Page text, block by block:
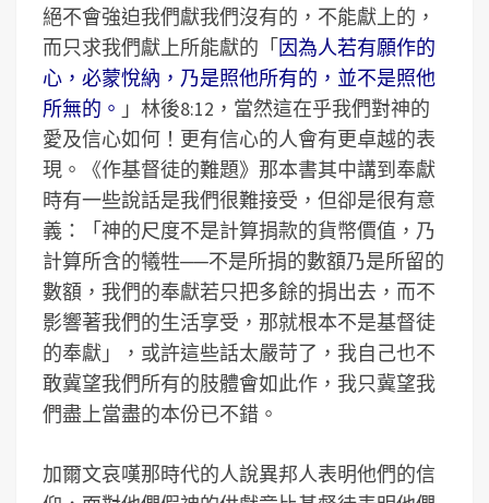
絕不會強迫我們獻我們沒有的，不能獻上的，
而只求我們獻上所能獻的「因為人若有願作的
心，必蒙悅納，乃是照他所有的，並不是照他
所無的。 」林後8:12，當然這在乎我們對神的
愛及信心如何！更有信心的人會有更卓越的表
現。《作基督徒的難題》那本書其中講到奉獻
時有一些說話是我們很難接受，但卻是很有意
義：「神的尺度不是計算捐款的貨幣價值，乃
計算所含的犧牲──不是所捐的數額乃是所留的
數額，我們的奉獻若只把多餘的捐出去，而不
影響著我們的生活享受，那就根本不是基督徒
的奉獻」，或許這些話太嚴苛了，我自己也不
敢冀望我們所有的肢體會如此作，我只冀望我
們盡上當盡的本份已不錯。
加爾文哀嘆那時代的人說異邦人表明他們的信